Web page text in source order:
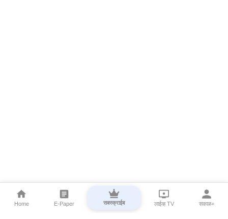
Home E-Paper सबस्क्राईब लाईव्ह TV सकाळ+